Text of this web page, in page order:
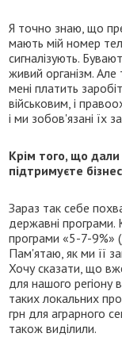
Я точно знаю, що
мають мій номер
сигналізують.
живий організм. Але
мені платить
військовим, і
і ми зобов'язані їх
Крім того, що
підтримуєте
Зараз так себе
державні програми.
програми «5-7-9%» (
Пам'ятаю, як ми її
Хочу сказати, що
для нашого
таких локальних
грн для аграрного
також виділили.